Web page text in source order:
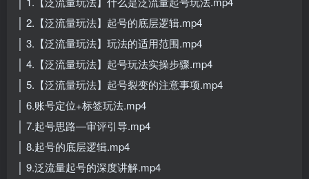
│ 2.【泛流量玩法】起号的底层逻辑.mp4
│ 3.【泛流量玩法】玩法的适用范围.mp4
│ 4.【泛流量玩法】起号玩法实操步骤.mp4
│ 5.【泛流量玩法】起号裂变的注意事项.mp4
│ 6.账号定位+标签玩法.mp4
│ 7.起号思路—审评引导.mp4
│ 8.起号的底层逻辑.mp4
│ 9.泛流量起号的深度讲解.mp4